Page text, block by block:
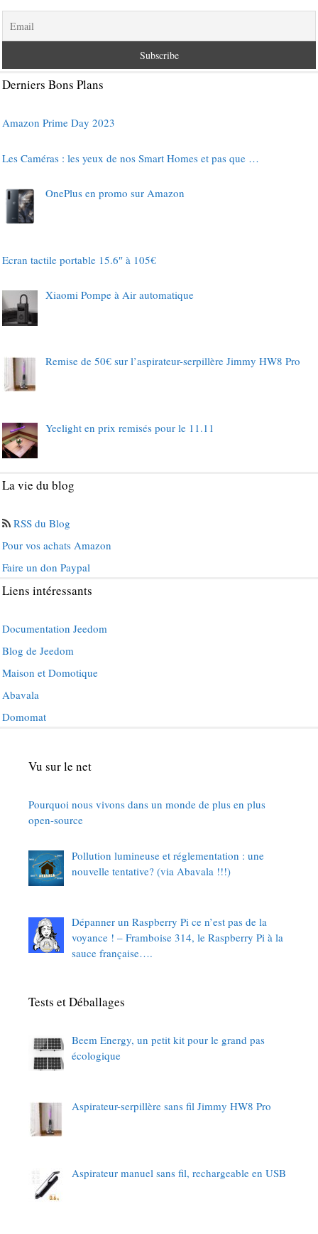
Derniers Bons Plans
Amazon Prime Day 2023
Les Caméras : les yeux de nos Smart Homes et pas que …
OnePlus en promo sur Amazon
Ecran tactile portable 15.6″ à 105€
Xiaomi Pompe à Air automatique
Remise de 50€ sur l’aspirateur-serpillère Jimmy HW8 Pro
Yeelight en prix remisés pour le 11.11
La vie du blog
RSS du Blog
Pour vos achats Amazon
Faire un don Paypal
Liens intéressants
Documentation Jeedom
Blog de Jeedom
Maison et Domotique
Abavala
Domomat
Vu sur le net
Pourquoi nous vivons dans un monde de plus en plus
open-source
Pollution lumineuse et réglementation : une
nouvelle tentative? (via Abavala !!!)
Dépanner un Raspberry Pi ce n’est pas de la
voyance ! – Framboise 314, le Raspberry Pi à la
sauce française….
Tests et Déballages
Beem Energy, un petit kit pour le grand pas
écologique
Aspirateur-serpillère sans fil Jimmy HW8 Pro
Aspirateur manuel sans fil, rechargeable en USB